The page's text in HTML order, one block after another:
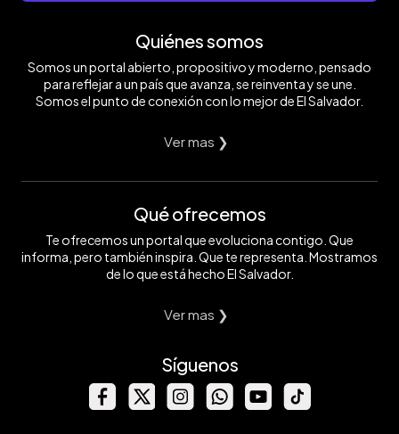
Quiénes somos
Somos un portal abierto, propositivo y moderno, pensado
para reflejar a un país que avanza, se reinventa y se une.
Somos el punto de conexión con lo mejor de El Salvador.
Ver mas ❯
Qué ofrecemos
Te ofrecemos un portal que evoluciona contigo. Que
informa, pero también inspira. Que te representa. Mostramos
de lo que está hecho El Salvador.
Ver mas ❯
Síguenos